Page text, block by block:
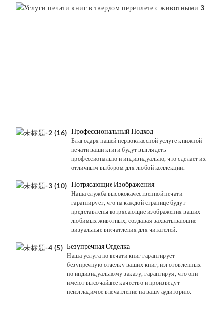
Профессиональный Подход
Благодаря нашей первоклассной услуге книжной
печати ваши книги будут выглядеть
профессионально и индивидуально, что сделает их
отличным выбором для любой коллекции.
Потрясающие Изображения
Наша служба высококачественной печати
гарантирует, что на каждой странице будут
представлены потрясающие изображения ваших
любимых животных, создавая захватывающие
визуальные впечатления для читателей.
Безупречная Отделка
Наша услуга по печати книг гарантирует
безупречную отделку ваших книг, изготовленных
по индивидуальному заказу, гарантируя, что они
имеют высочайшее качество и произведут
неизгладимое впечатление на вашу аудиторию.